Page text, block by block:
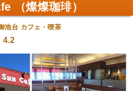
（燦燦珈琲）
池台 カフェ・喫茶
4.2